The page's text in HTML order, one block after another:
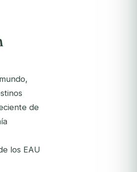
de
los EAU